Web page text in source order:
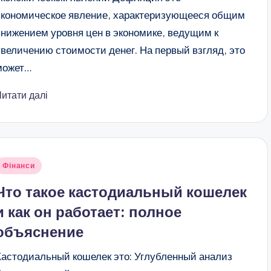
явление, характеризующееся общим
уровня цен в экономике, ведущим к
стоимости денег. На первый взгляд, это
далі
Фінанси
такое кастодиальный кошелек
как он работает: полное
кошелек это: Углубленный анализ